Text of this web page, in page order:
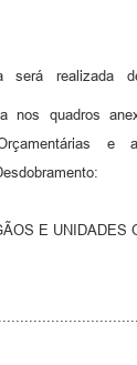
será realizada
nos quadros
e
E UNIDADES